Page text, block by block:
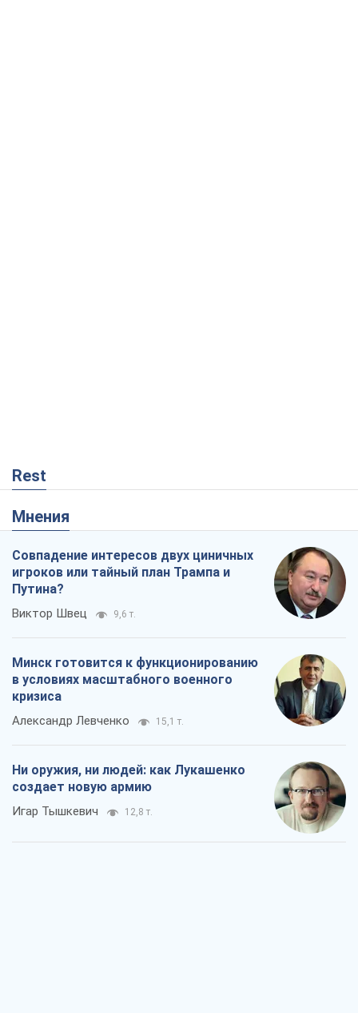
Rest
Мнения
Совпадение интересов двух циничных
игроков или тайный план Трампа и
Путина?
Виктор Швец 9,6 т.
Минск готовится к функционированию
в условиях масштабного военного
кризиса
Александр Левченко 15,1 т.
Ни оружия, ни людей: как Лукашенко
создает новую армию
Игар Тышкевич 12,8 т.